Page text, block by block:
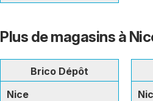
Plus de magasins à
Brico Dépôt
Nice